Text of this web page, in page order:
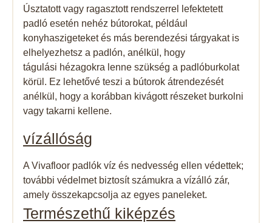
Úsztatott vagy ragasztott rendszerrel lefektetett
padló esetén nehéz bútorokat, például
konyhaszigeteket és más berendezési tárgyakat is
elhelyezhetsz a padlón, anélkül, hogy
tágulási hézagokra lenne szükség a padlóburkolat
körül. Ez lehetővé teszi a bútorok átrendezését
anélkül, hogy a korábban kivágott részeket burkolni
vagy takarni kellene.
vízállóság​
A Vivafloor padlók víz és nedvesség ellen védettek;
további védelmet biztosít számukra a vízálló zár,
amely összekapcsolja az egyes paneleket.
Természethű kiképzés